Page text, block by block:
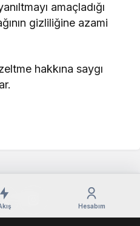
amaçladığı
gizliliğine azami
hakkına saygı
Hesabım